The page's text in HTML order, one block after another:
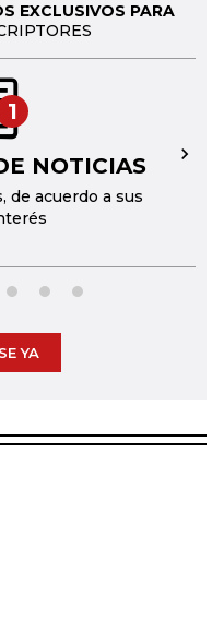
EXCLUSIVOS PARA
1
NOTICIAS
de acuerdo a sus
→
YA